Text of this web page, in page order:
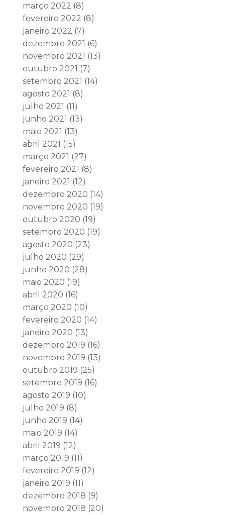
março 2022 (8)
fevereiro 2022 (8)
janeiro 2022 (7)
dezembro 2021 (6)
novembro 2021 (13)
outubro 2021 (7)
setembro 2021 (14)
agosto 2021 (8)
julho 2021 (11)
junho 2021 (13)
maio 2021 (13)
abril 2021 (15)
março 2021 (27)
fevereiro 2021 (8)
janeiro 2021 (12)
dezembro 2020 (14)
novembro 2020 (19)
outubro 2020 (19)
setembro 2020 (19)
agosto 2020 (23)
julho 2020 (29)
junho 2020 (28)
maio 2020 (19)
abril 2020 (16)
março 2020 (10)
fevereiro 2020 (14)
janeiro 2020 (13)
dezembro 2019 (16)
novembro 2019 (13)
outubro 2019 (25)
setembro 2019 (16)
agosto 2019 (10)
julho 2019 (8)
junho 2019 (14)
maio 2019 (14)
abril 2019 (12)
março 2019 (11)
fevereiro 2019 (12)
janeiro 2019 (11)
dezembro 2018 (9)
novembro 2018 (20)